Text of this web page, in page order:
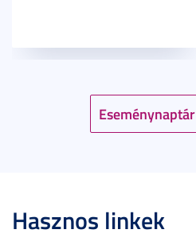
Eseménynaptár
Hasznos linkek